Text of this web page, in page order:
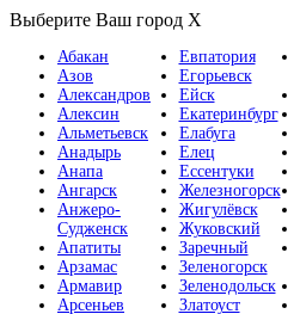
Выберите Ваш город X
Абакан
Азов
Александров
Алексин
Альметьевск
Анадырь
Анапа
Ангарск
Анжеро-
Судженск
Апатиты
Арзамас
Армавир
Арсеньев
Евпатория
Егорьевск
Ейск
Екатеринбург
Елабуга
Елец
Ессентуки
Железногорск
Жигулёвск
Жуковский
Заречный
Зеленогорск
Зеленодольск
Златоуст